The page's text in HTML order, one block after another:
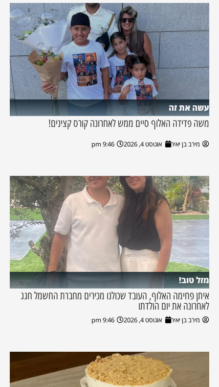
עשה את זה
משה פדידה האלוף סיים ממש לאחרונה קורס קצינים!
מירב בן יאיר אוגוסט 4, 2026 9:46 pm
מזל טוב!
איתן פחימה האלוף, העובד שכולנו מכירים מחברת החשמל חגג
לאחרונה את יום הולדתו
מירב בן יאיר אוגוסט 4, 2026 9:46 pm